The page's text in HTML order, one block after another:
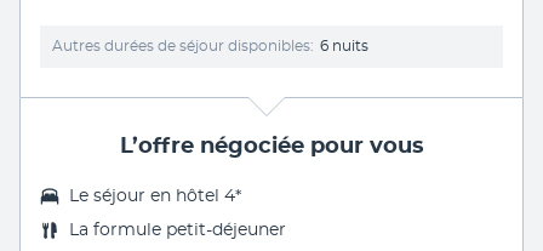
Autres durées de séjour disponibles 6 nuits
L’offre négociée pour vous
Le séjour en hôtel 4*
La formule petit-déjeuner